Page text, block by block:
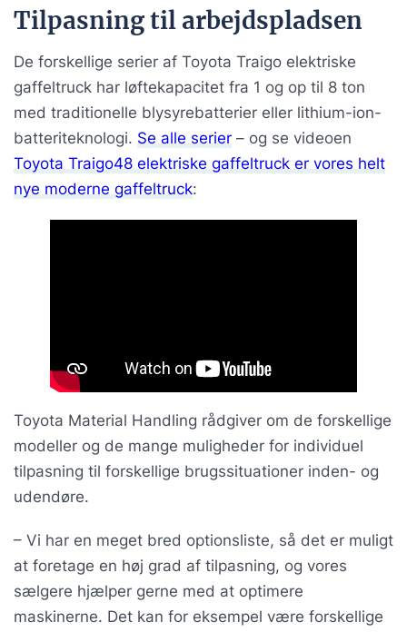
Tilpasning til arbejdspladsen
De forskellige serier af Toyota Traigo elektriske
gaffeltruck har løftekapacitet fra 1 og op til 8 ton
med traditionelle blysyrebatterier eller lithium-ion-
batteriteknologi. Se alle serier – og se videoen
Toyota Traigo48 elektriske gaffeltruck er vores helt
nye moderne gaffeltruck:
Toyota Material Handling rådgiver om de forskellige
modeller og de mange muligheder for individuel
tilpasning til forskellige brugssituationer inden- og
udendøre.
– Vi har en meget bred optionsliste, så det er muligt
at foretage en høj grad af tilpasning, og vores
sælgere hjælper gerne med at optimere
maskinerne. Det kan for eksempel være forskellige